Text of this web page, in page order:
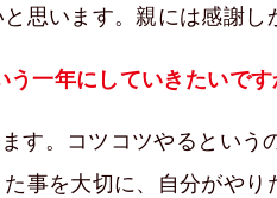
思います。親には感謝し
一年にしていきたいです
す。コツコツやるという
事を大切に、自分がやり